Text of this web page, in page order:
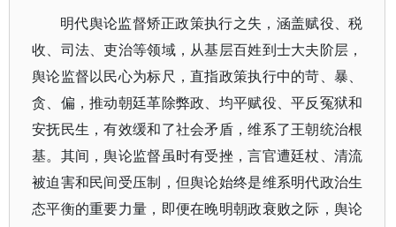
明代舆论监督矫正政策执行之失，涵盖赋役、税
收、司法、吏治等领域，从基层百姓到士大夫阶层，
舆论监督以民心为标尺，直指政策执行中的苛、暴、
贪、偏，推动朝廷革除弊政、均平赋役、平反冤狱和
安抚民生，有效缓和了社会矛盾，维系了王朝统治根
基。其间，舆论监督虽时有受挫，言官遭廷杖、清流
被迫害和民间受压制，但舆论始终是维系明代政治生
态平衡的重要力量，即便在晚明朝政衰败之际，舆论